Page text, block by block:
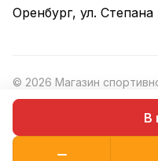
В
Оренбург, ул. Степана
© 2026 Магазин
технологии